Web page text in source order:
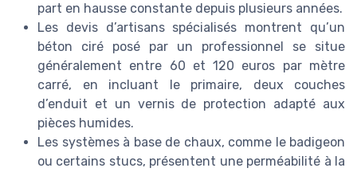
part en hausse constante depuis plusieurs années.
Les devis d’artisans spécialisés montrent qu’un
béton ciré posé par un professionnel se situe
généralement entre 60 et 120 euros par mètre
carré, en incluant le primaire, deux couches
d’enduit et un vernis de protection adapté aux
pièces humides.
Les systèmes à base de chaux, comme le badigeon
ou certains stucs, présentent une perméabilité à la